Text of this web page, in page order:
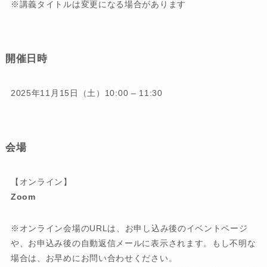
※講義タイトルは変更になる場合があります
開催日時
2025年11月15日（土）10:00 – 11:30
会場
【オンライン】
Zoom
※オンライン会場のURLは、お申し込み後のイベントページ
や、お申込み後の自動返信メールに表示されます。もし不明な
場合は、お早めにお問い合わせください。